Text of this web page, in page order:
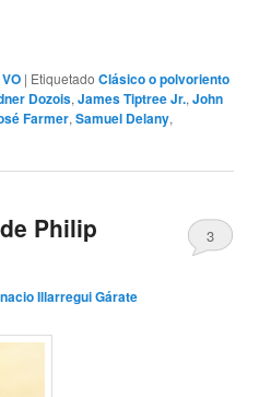
VO | Etiquetado Clásico o polvoriento
Dozois,James Tiptree Jr.,John
Farmer,Samuel Delany,
Philip
Illarregui Gárate
3